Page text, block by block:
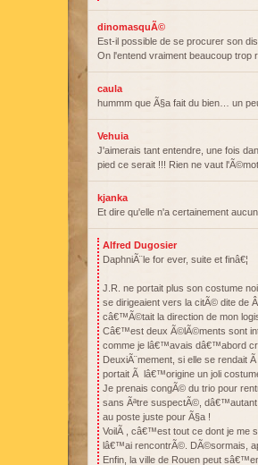
dinomasquÃ©
Est-il possible de se procurer son
On l'entend vraiment beaucoup trop
caula
hummm que Ã§a fait du bien… un
Vehuia
J'aimerais tant entendre, une fois
pied ce serait !!! Rien ne vaut
kjanka
Et dire qu'elle n'a certainement
Alfred Dugosier
DaphniÃ¨le for ever, suite et finâ€¦
J.R. ne portait plus son costume
se dirigeaient vers la citÃ© dite de
câ€™Ã©tait la direction de mon
Câ€™est deux Ã©lÃ©ments sont
comme je lâ€™avais dâ€™abord
DeuxiÃ¨mement, si elle se rendait
portait Ã lâ€™origine un joli
Je prenais congÃ© du trio pour
sans Ãªtre suspectÃ©, dâ€™autant
au poste juste pour Ã§a !
VoilÃ , câ€™est tout ce dont je me
lâ€™ai rencontrÃ©. DÃ©sormais,
Enfin, la ville de Rouen peut